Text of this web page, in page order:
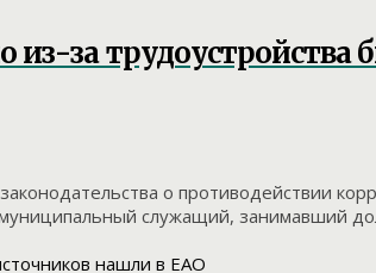
из-за
о противодействии
служащий, занимавший